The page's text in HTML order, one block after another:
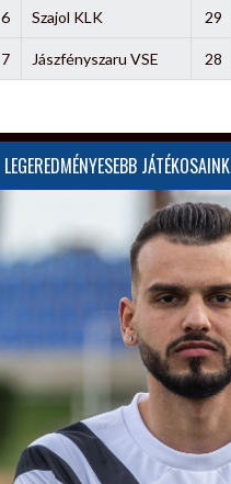
6 Szajol KLK 29
7 Jászfényszaru VSE 28
LEGEREDMÉNYESEBB JÁTÉKOSAINK